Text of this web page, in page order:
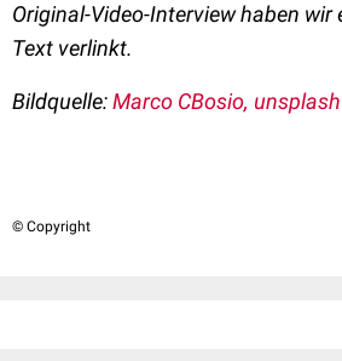
Original-Video-Interview haben wir
Text verlinkt.
Bildquelle:Marco CBosio, unsplash
© Copyright